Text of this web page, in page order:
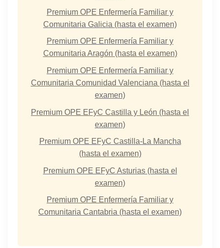
Premium OPE Enfermería Familiar y
Comunitaria Galicia (hasta el examen)
Premium OPE Enfermería Familiar y
Comunitaria Aragón (hasta el examen)
Premium OPE Enfermería Familiar y
Comunitaria Comunidad Valenciana (hasta el
examen)
Premium OPE EFyC Castilla y León (hasta el
examen)
Premium OPE EFyC Castilla-La Mancha
(hasta el examen)
Premium OPE EFyC Asturias (hasta el
examen)
Premium OPE Enfermería Familiar y
Comunitaria Cantabria (hasta el examen)